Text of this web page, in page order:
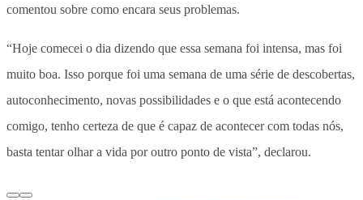
comentou sobre como encara seus problemas.
“Hoje comecei o dia dizendo que essa semana foi intensa, mas foi
muito boa. Isso porque foi uma semana de uma série de descobertas,
autoconhecimento, novas possibilidades e o que está acontecendo
comigo, tenho certeza de que é capaz de acontecer com todas nós,
basta tentar olhar a vida por outro ponto de vista”, declarou.